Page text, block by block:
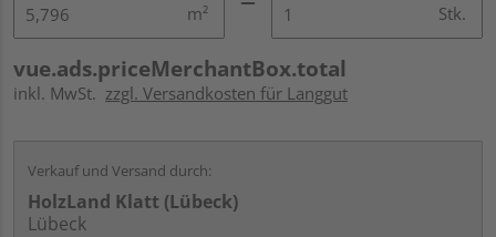
m² Stk.
vue.ads.priceMerchantBox.total
inkl. MwSt. zzgl. Versandkosten für Langgut
Verkauf und Versand durch:
HolzLand Klatt (Lübeck)
Lübeck